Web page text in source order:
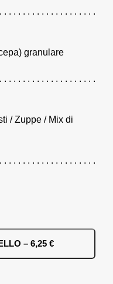
. . . . . . . . . . . . . . . . . . . .
granulare
. . . . . . . . . . . . . . . . . . . .
/ Zuppe / Mix di
. . . . . . . . . . . . . . . . . . . .
– 6,25 €